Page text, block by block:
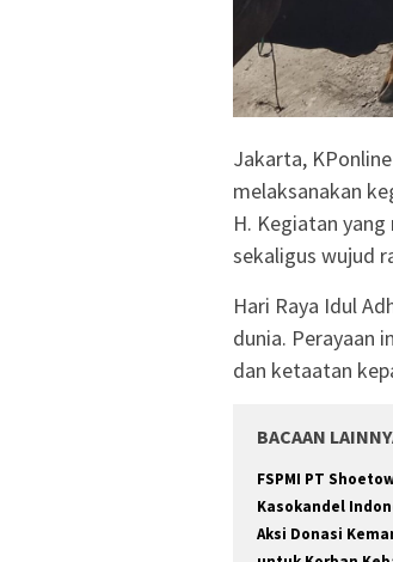
Jakarta,
melaksanakan
H. Kegiatan
sekaligus wujud
Hari Raya Idul
dunia. Perayaan
dan ketaatan
BACAAN
FSPMI PT
Kasokandel
Aksi Donasi